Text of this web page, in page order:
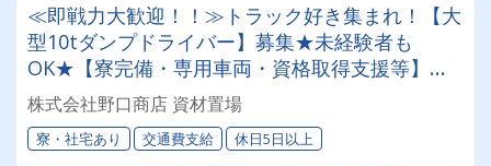
≪即戦力大歓迎！！≫トラック好き集まれ！【大
型10tダンプドライバー】募集★未経験者も
OK★【寮完備・専用車両・資格取得支援等】福
利厚生が充実★オンライン面接・電話選考OK！
髪型・髪色自由、ヒゲ・ピアスOK！自分らしい
スタイルで働けます
株式会社野口商店 資材置場
寮・社宅あり 交通費支給 休日5日以上